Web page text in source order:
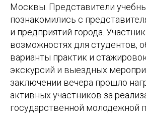
Москвы. Представители
познакомились с
и предприятий города.
возможностях для студентов,
варианты практик и
экскурсий и выездных
заключении вечера прошло
активных участников за
государственной молодежной